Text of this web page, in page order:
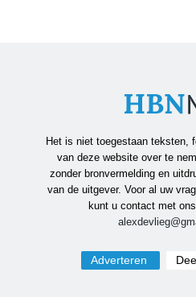
Het is niet toegestaan teksten,
van deze website over te
zonder bronvermelding en
van de uitgever. Voor al uw
kunt u contact met
Adverteren